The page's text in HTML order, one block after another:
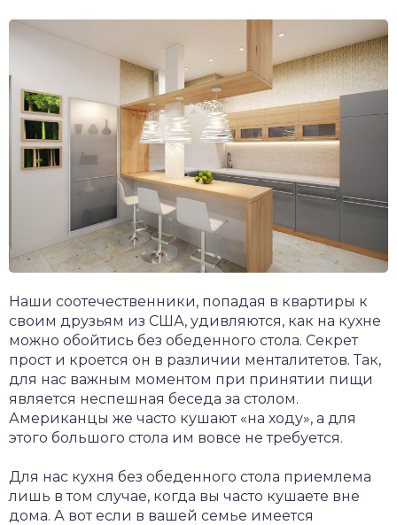
Наши соотечественники, попадая в квартиры к
своим друзьям из США, удивляются, как на кухне
можно обойтись без обеденного стола. Секрет
прост и кроется он в различии менталитетов. Так,
для нас важным моментом при принятии пищи
является неспешная беседа за столом.
Американцы же часто кушают «на ходу», а для
этого большого стола им вовсе не требуется.
Для нас кухня без обеденного стола приемлема
лишь в том случае, когда вы часто кушаете вне
дома. А вот если в вашей семье имеется